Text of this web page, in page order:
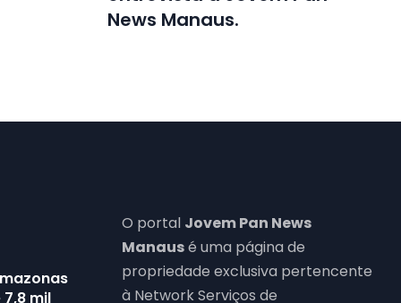
News Manaus.
mil
O portal Jovem Pan News
Manausé uma página de
propriedade exclusiva pertencente
à Network Serviços de